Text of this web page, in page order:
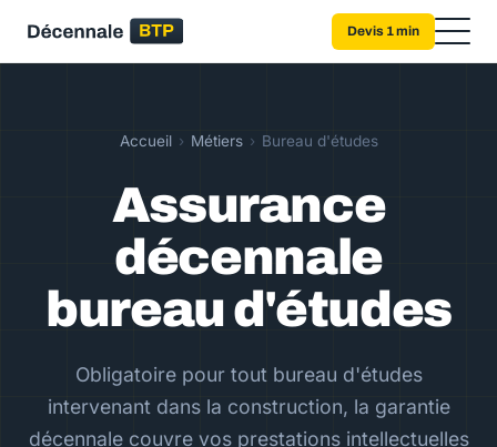
Devis 1 min
Accueil › Métiers › Bureau d'études
Assurance
décennale
bureau d'études
Obligatoire pour tout bureau d'études
intervenant dans la construction, la garantie
décennale couvre vos prestations intellectuelles